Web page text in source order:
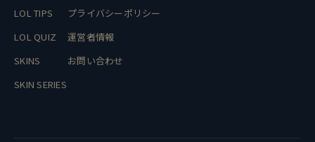
LOL TIPS
LOL QUIZ
SKINS
SKIN SERIES
プライバシーポリシー
運営者情報
お問い合わせ